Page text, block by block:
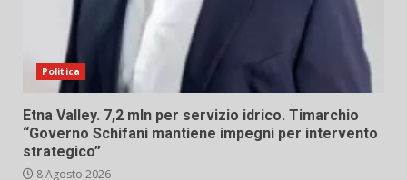
Politica
Etna Valley. 7,2 mln per servizio idrico. Timarchio
“Governo Schifani mantiene impegni per intervento
strategico”
8 Agosto 2026